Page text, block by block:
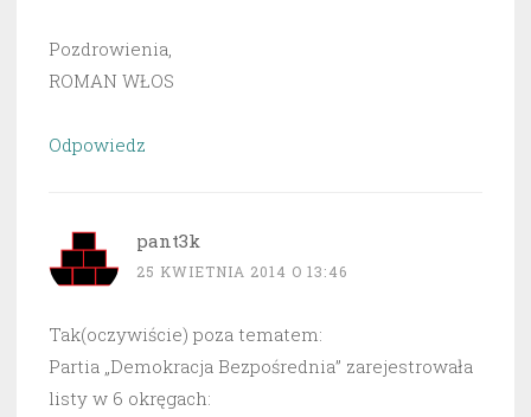
Pozdrowienia,
ROMAN WŁOS
Odpowiedz
pant3k
25 KWIETNIA 2014 O 13:46
Tak(oczywiście) poza tematem:
Partia „Demokracja Bezpośrednia” zarejestrowała
listy w 6 okręgach: